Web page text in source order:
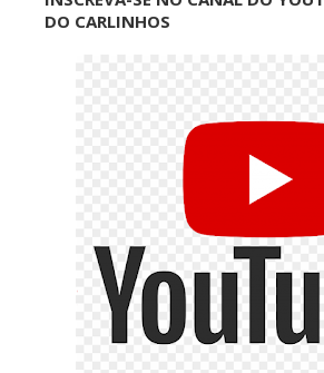
DO CARLINHOS